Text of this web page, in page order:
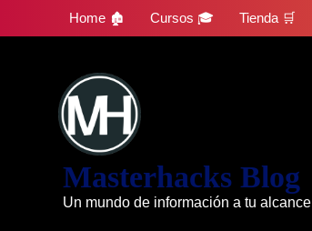
Home 🏚 Cursos 🎓 Tienda 🛒
Masterhacks Blog
Un mundo de información a tu alcance